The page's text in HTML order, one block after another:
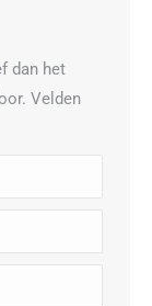
dan het
Velden